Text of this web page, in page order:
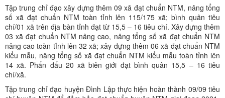
Tập trung chỉ đạo xây dựng thêm 09 xã đạt chuẩn NTM, nâng tổng
số xã đạt chuẩn NTM toàn tỉnh lên 115/175 xã; bình quân tiêu
chí/01 xã trên địa bàn tỉnh đạt từ 15,5 – 16 tiêu chí. Xây dựng thêm
03 xã đạt chuẩn NTM nâng cao, nâng tổng số xã đạt chuẩn NTM
nâng cao toàn tỉnh lên 32 xã; xây dựng thêm 06 xã đạt chuẩn NTM
kiểu mẫu, nâng tổng số xã đạt chuẩn NTM kiểu mẫu toàn tỉnh lên
14 xã. Phấn đấu 20 xã biên giới đạt bình quân 15,5 – 16 tiêu
chí/xã.
Tập trung chỉ đạo huyện Đình Lập thực hiện hoàn thành 09/09 tiêu